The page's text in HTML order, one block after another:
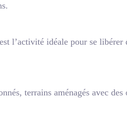
l’activité idéale pour se
terrains aménagés avec